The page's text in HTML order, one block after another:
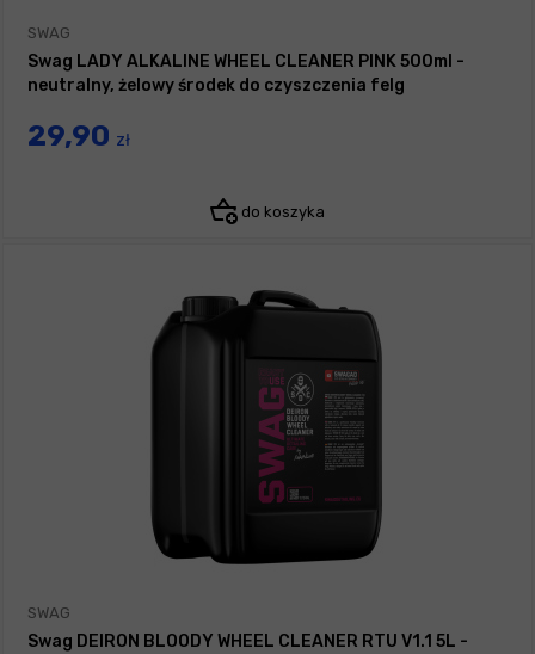
SWAG
Swag LADY ALKALINE WHEEL CLEANER PINK 500ml -
neutralny, żelowy środek do czyszczenia felg
29,90 zł
do koszyka
SWAG
Swag DEIRON BLOODY WHEEL CLEANER RTU V1.1 5L -